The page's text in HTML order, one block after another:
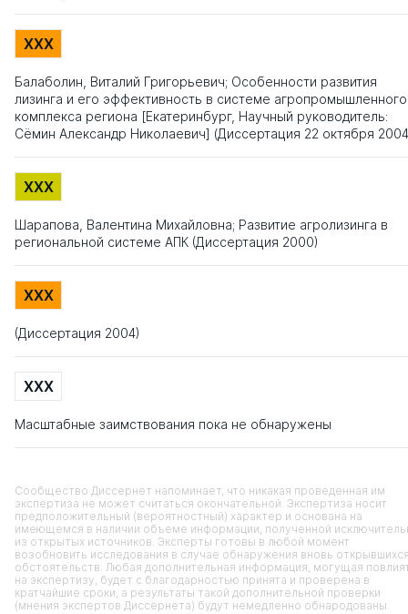
XXX
Балаболин, Виталий Григорьевич; Особенности развития
лизинга и его эффективность в системе агропромышленного
комплекса региона [Екатеринбург, Научный руководитель:
Сёмин Александр Николаевич] (Диссертация 22 октября
XXX
Шарапова, Валентина Михайловна; Развитие агролизинга в
региональной системе АПК (Диссертация 2000)
XXX
(Диссертация 2004)
XXX
Масштабные заимствования пока не обнаружены
Сообщество Диссернет напоминает, что никакая проведенная им
экспертиза не может считаться окончательной. Экспертиза носит
предположительный (вероятностный) характер и основана на
имеющемся в наличии объеме информации, полученной
из открытых источников. Эксперты готовы в любой момент
возобновить исследования в случае обнаружения вновь
обстоятельств. Любая дополнительная информация, могущая
на экспертизу, будет с благодарностью принята и проверена в
кратчайшие сроки, а результаты такой дополнительной проверки
(мнения экспертов Диссернета) будут немедленно обнародованы.